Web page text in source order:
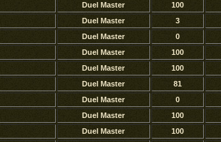
Duel Master 100
Duel Master 3
Duel Master 0
Duel Master 100
Duel Master 100
Duel Master 81
Duel Master 0
Duel Master 100
Duel Master 100